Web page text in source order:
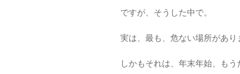
ですが、そうした中で。
実は、最も、危ない場所があり
しかもそれは、年末年始、も